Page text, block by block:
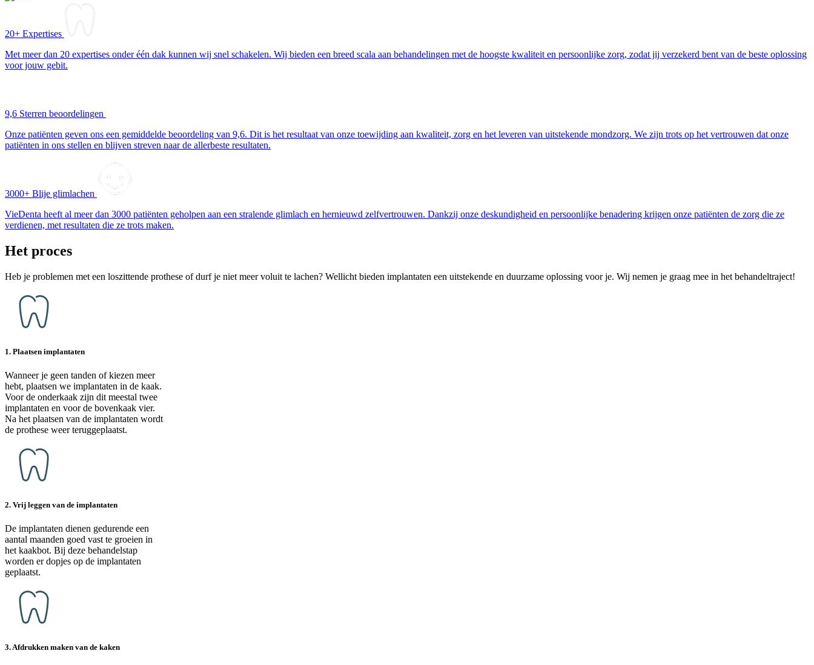
20+ Expertises
Met meer dan 20 expertises onder één dak kunnen wij snel schakelen. Wij bieden een breed scala aan behandelingen met de hoogste kwaliteit en persoonlijke zorg, zodat jij verzekerd bent van de beste oplossing
voor jouw gebit.
9,6 Sterren beoordelingen
Onze patiënten geven ons een gemiddelde beoordeling van 9,6. Dit is het resultaat van onze toewijding aan kwaliteit, zorg en het leveren van uitstekende mondzorg. We zijn trots op het vertrouwen dat onze
patiënten in ons stellen en blijven streven naar de allerbeste resultaten.
3000+ Blije glimlachen
VieDenta heeft al meer dan 3000 patiënten geholpen aan een stralende glimlach en hernieuwd zelfvertrouwen. Dankzij onze deskundigheid en persoonlijke benadering krijgen onze patiënten de zorg die ze
verdienen, met resultaten die ze trots maken.
Het proces
Heb je problemen met een loszittende prothese of durf je niet meer voluit te lachen? Wellicht bieden implantaten een uitstekende en duurzame oplossing voor je. Wij nemen je graag mee in het behandeltraject!
1. Plaatsen implantaten
Wanneer je geen tanden of kiezen meer
hebt, plaatsen we implantaten in de kaak.
Voor de onderkaak zijn dit meestal twee
implantaten en voor de bovenkaak vier.
Na het plaatsen van de implantaten wordt
de prothese weer teruggeplaatst.
2. Vrij leggen van de implantaten
De implantaten dienen gedurende een
aantal maanden goed vast te groeien in
het kaakbot. Bij deze behandelstap
worden er dopjes op de implantaten
geplaatst.
3. Afdrukken maken van de kaken